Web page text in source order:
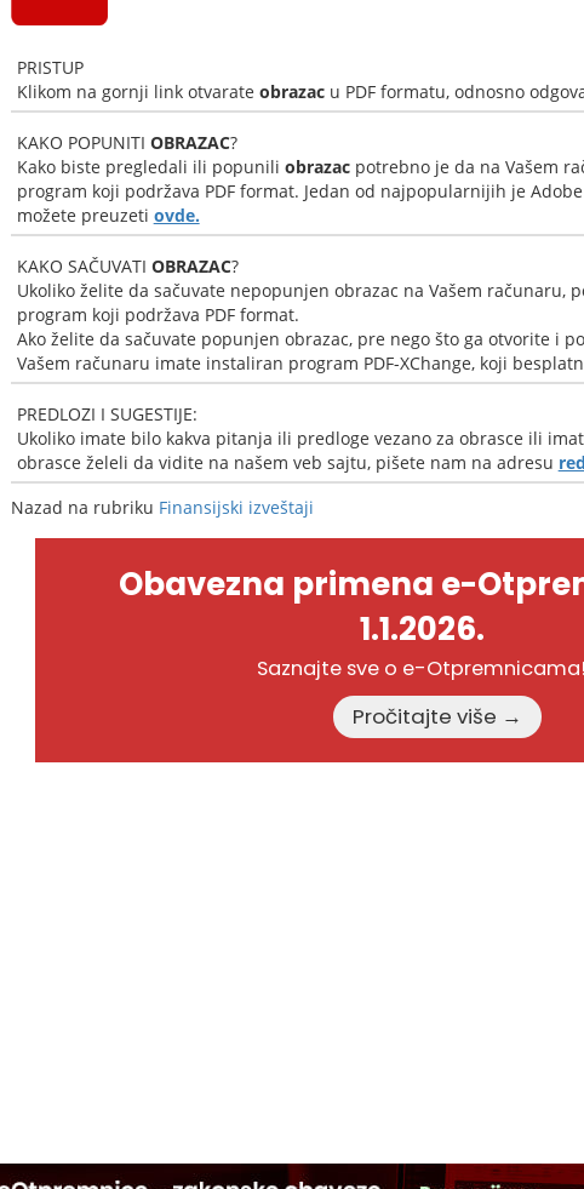
PRISTUP
Klikom na gornji link otvarate obrazacu PDF formatu, odnosno
KAKO POPUNITI OBRAZAC?
Kako biste pregledali ili popunili obrazacpotrebno je da na Vašem
program koji podržava PDF format. Jedan od najpopularnijih je
možete preuzeti ovde.
KAKO SAČUVATI OBRAZAC?
Ukoliko želite da sačuvate nepopunjen obrazac na Vašem računaru,
program koji podržava PDF format.
Ako želite da sačuvate popunjen obrazac, pre nego što ga otvorite i
Vašem računaru imate instaliran program PDF-XChange, koji
PREDLOZI I SUGESTIJE:
Ukoliko imate bilo kakva pitanja ili predloge vezano za obrasce ili
obrasce želeli da vidite na našem veb sajtu, pišete nam na adresu
Nazad na rubriku Finansijski izveštaji
Obavezna primena e-
1.1.2026.
Saznajte sve o e-Otpremnicama!
Pročitajte više →